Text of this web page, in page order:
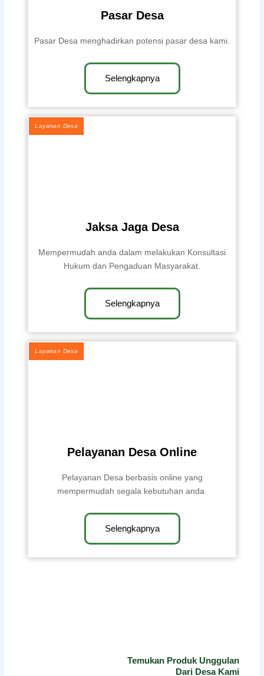
Pasar Desa
Pasar Desa menghadirkan potensi pasar desa kami.
Selengkapnya
Jaksa Jaga Desa
Mempermudah anda dalam melakukan Konsultasi
Hukum dan Pengaduan Masyarakat.
Selengkapnya
Layanan Desa
Pelayanan Desa Online
Pelayanan Desa berbasis online yang
mempermudah segala kebutuhan anda.
Selengkapnya
Layanan Desa
Temukan Produk Unggulan
Dari Desa Kami